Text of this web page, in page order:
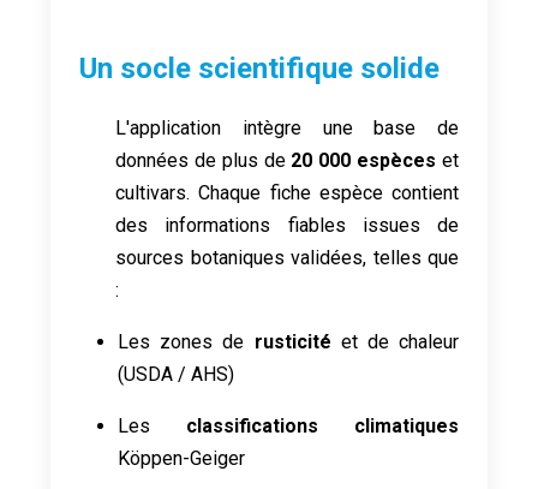
Un socle scientifique solide
L'application intègre une base de
données de plus de 20 000 espèces et
cultivars. Chaque fiche espèce contient
des informations fiables issues de
sources botaniques validées, telles que
:
Les zones de rusticité et de chaleur
(USDA / AHS)
Les classifications climatiques
Köppen-Geiger